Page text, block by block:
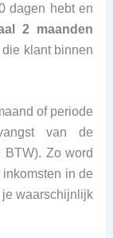
dagen hebt en
2 maanden
klant binnen
of periode
van de
Zo word
in de
waarschijnlijk